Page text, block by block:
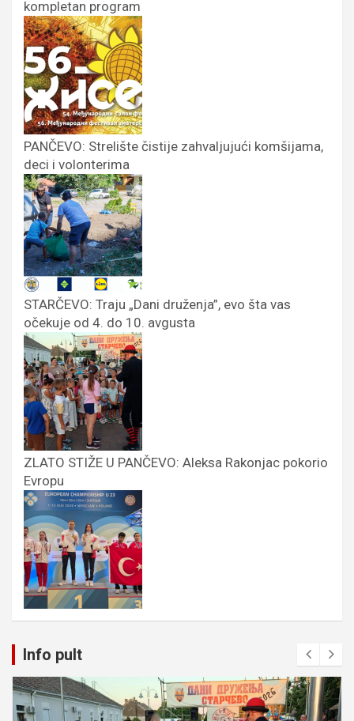
kompletan program
PANČEVO: Strelište čistije zahvaljujući komšijama,
deci i volonterima
STARČEVO: Traju „Dani druženja”, evo šta vas
očekuje od 4. do 10. avgusta
ZLATO STIŽE U PANČEVO: Aleksa Rakonjac pokorio
Evropu
Info pult